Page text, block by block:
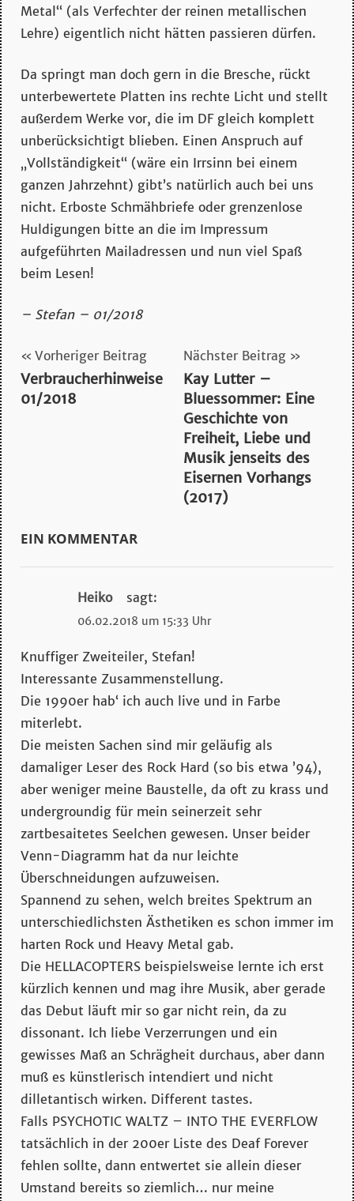
Metal“ (als Verfechter der reinen metallischen
Lehre) eigentlich nicht hätten passieren dürfen.
Da springt man doch gern in die Bresche, rückt
unterbewertete Platten ins rechte Licht und stellt
außerdem Werke vor, die im DF gleich komplett
unberücksichtigt blieben. Einen Anspruch auf
„Vollständigkeit“ (wäre ein Irrsinn bei einem
ganzen Jahrzehnt) gibt’s natürlich auch bei uns
nicht. Erboste Schmähbriefe oder grenzenlose
Huldigungen bitte an die im Impressum
aufgeführten Mailadressen und nun viel Spaß
beim Lesen!
– Stefan – 01/2018
Beitragsnavigation
Vorheriger Beitrag
Verbraucherhinweise
01/2018
Nächster Beitrag
Kay Lutter –
Bluessommer: Eine
Geschichte von
Freiheit, Liebe und
Musik jenseits des
Eisernen Vorhangs
(2017)
EIN KOMMENTAR
Heiko sagt:
06.02.2018 um 15:33 Uhr
Knuffiger Zweiteiler, Stefan!
Interessante Zusammenstellung.
Die 1990er hab‘ ich auch live und in Farbe
miterlebt.
Die meisten Sachen sind mir geläufig als
damaliger Leser des Rock Hard (so bis etwa ’94),
aber weniger meine Baustelle, da oft zu krass und
undergroundig für mein seinerzeit sehr
zartbesaitetes Seelchen gewesen. Unser beider
Venn-Diagramm hat da nur leichte
Überschneidungen aufzuweisen.
Spannend zu sehen, welch breites Spektrum an
unterschiedlichsten Ästhetiken es schon immer im
harten Rock und Heavy Metal gab.
Die HELLACOPTERS beispielsweise lernte ich erst
kürzlich kennen und mag ihre Musik, aber gerade
das Debut läuft mir so gar nicht rein, da zu
dissonant. Ich liebe Verzerrungen und ein
gewisses Maß an Schrägheit durchaus, aber dann
muß es künstlerisch intendiert und nicht
dilletantisch wirken. Different tastes.
Falls PSYCHOTIC WALTZ – INTO THE EVERFLOW
tatsächlich in der 200er Liste des Deaf Forever
fehlen sollte, dann entwertet sie allein dieser
Umstand bereits so ziemlich… nur meine